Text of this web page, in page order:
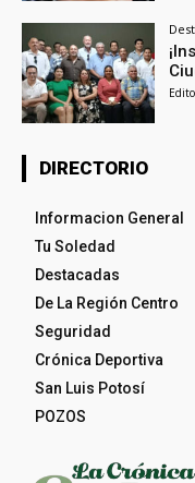
DIRECTORIO
Informacion General
Tu Soledad
Destacadas
De La Región Centro
Seguridad
Crónica Deportiva
San Luis Potosí
POZOS